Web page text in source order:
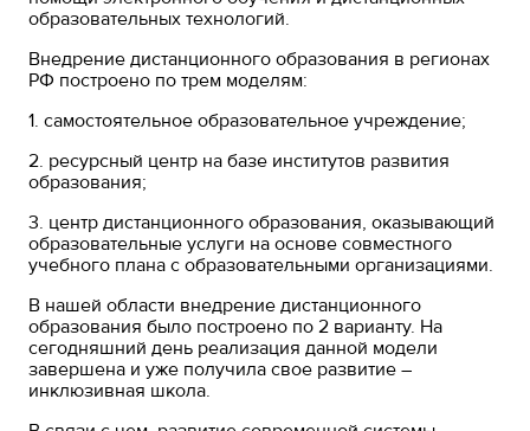
образовательных технологий.
Внедрение дистанционного образования в регионах
РФ построено по трем моделям:
1. самостоятельное образовательное учреждение;
2. ресурсный центр на базе институтов развития
образования;
3. центр дистанционного образования, оказывающий
образовательные услуги на основе совместного
учебного плана с образовательными организациями.
В нашей области внедрение дистанционного
образования было построено по 2 варианту. На
сегодняшний день реализация данной модели
завершена и уже получила свое развитие –
инклюзивная школа.